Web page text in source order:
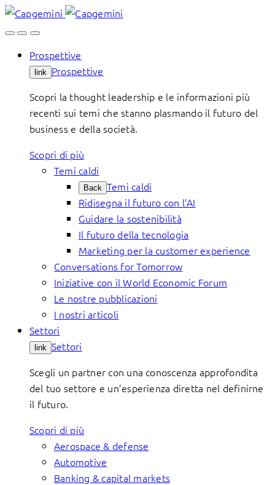
Skip
to
Prospettive
link Prospettive
Scopri la thought leadership e le informazioni più
recenti sui temi che stanno plasmando il futuro del
business e della società.
Scopri di più
Temi caldi
Back Temi caldi
Ridisegna il futuro con l’AI
Guidare la sostenibilità
Il futuro della tecnologia
Marketing per la customer experience
Conversations for Tomorrow
Iniziative con il World Economic Forum
Le nostre pubblicazioni
I nostri articoli
Settori
link Settori
Scegli un partner con una conoscenza approfondita
del tuo settore e un’esperienza diretta nel definirne
il futuro.
Scopri di più
Aerospace & defense
Automotive
Banking & capital markets